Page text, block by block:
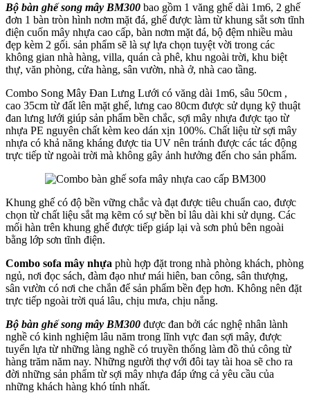
Bộ bàn ghế song mây BM300 bao gồm 1 văng ghế dài 1m6, 2 ghế
đơn 1 bàn tròn hình nơm mặt đá, ghế được làm từ khung sắt sơn tĩnh
điện cuốn mây nhựa cao cấp, bàn nơm mặt đá, bộ đệm nhiều màu
đẹp kèm 2 gối. sản phẩm sẽ là sự lựa chọn tuyệt vời trong các
không gian nhà hàng, villa, quán cà phê, khu ngoài trời, khu biệt
thự, văn phòng, cửa hàng, sân vườn, nhà ở, nhà cao tầng.
Combo Song Mây Đan Lưng Lưới có văng dài 1m6, sâu 50cm ,
cao 35cm từ đất lên mặt ghế, lưng cao 80cm được sử dụng kỹ thuật
đan lưng lưới giúp sản phẩm bền chắc, sợi mây nhựa được tạo từ
nhựa PE nguyên chất kèm keo dán xịn 100%. Chất liệu từ sợi mây
nhựa có khả năng kháng được tia UV nên tránh được các tác động
trực tiếp từ ngoài trời mà không gây ảnh hưởng đến cho sản phẩm.
Khung ghế có độ bền vững chắc và đạt được tiêu chuẩn cao, được
chọn từ chất liệu sắt mạ kẽm có sự bền bỉ lâu dài khi sử dụng. Các
mối hàn trên khung ghế được tiếp giáp lại và sơn phủ bên ngoài
bằng lớp sơn tĩnh điện.
Combo sofa mây nhựa phù hợp đặt trong nhà phòng khách, phòng
ngủ, nơi đọc sách, đàm đạo như mái hiên, ban công, sân thượng,
sân vườn có nơi che chắn để sản phẩm bền đẹp hơn. Không nên đặt
trực tiếp ngoài trời quá lâu, chịu mưa, chịu nắng.
Bộ bàn ghế song mây BM300 được đan bởi các nghệ nhân lành
nghề có kinh nghiệm lâu năm trong lĩnh vực đan sợi mây, được
tuyển lựa từ những làng nghề có truyền thống làm đồ thủ công từ
hàng trăm năm nay. Những người thợ với đôi tay tài hoa sẽ cho ra
đời những sản phẩm từ sợi mây nhựa đáp ứng cả yêu cầu của
những khách hàng khó tính nhất.